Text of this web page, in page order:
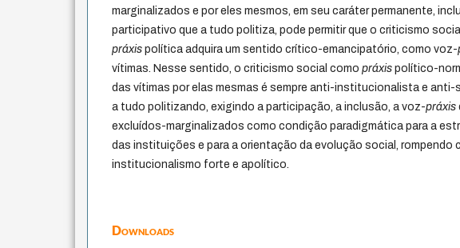
marginalizados e por eles mesmos, em seu caráter permanente,
participativo que a tudo politiza, pode permitir que o criticismo
práxis política adquira um sentido crítico-emancipatório, como voz-
vítimas. Nesse sentido, o criticismo social comopráxis político-
das vítimas por elas mesmas é sempre anti-institucionalista e anti-
a tudo politizando, exigindo a participação, a inclusão, a voz-práxis
excluídos-marginalizados como condição paradigmática para a
das instituições e para a orientação da evolução social, rompendo
institucionalismo forte e apolítico.
Downloads